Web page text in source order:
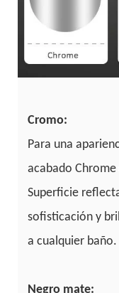
Cromo:
Para una
acabado
Superficie
sofisticación y
a cualquier baño.
Negro mate: